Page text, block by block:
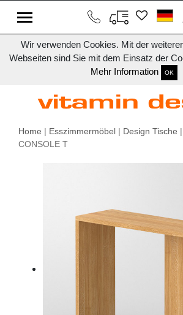
Wir verwenden Cookies. Mit der
Webseiten sind Sie mit dem Einsatz der
Mehr Information
OK
Home | Esszimmermöbel | Design Tische
CONSOLE T